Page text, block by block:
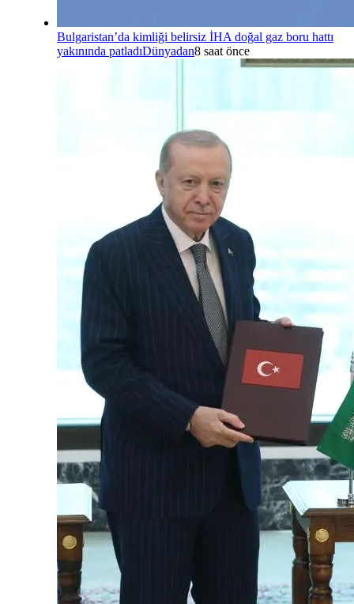
Bulgaristan’da kimliği belirsiz İHA doğal gaz boru hattı
yakınında patladıDünyadan8 saat önce